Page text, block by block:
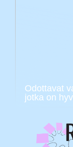
Odottavat
jotka on